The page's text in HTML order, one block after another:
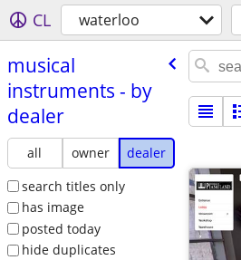
CL waterloo
musical
instruments - by
dealer
all owner
dealer
search titles only
has image
posted today
hide duplicates